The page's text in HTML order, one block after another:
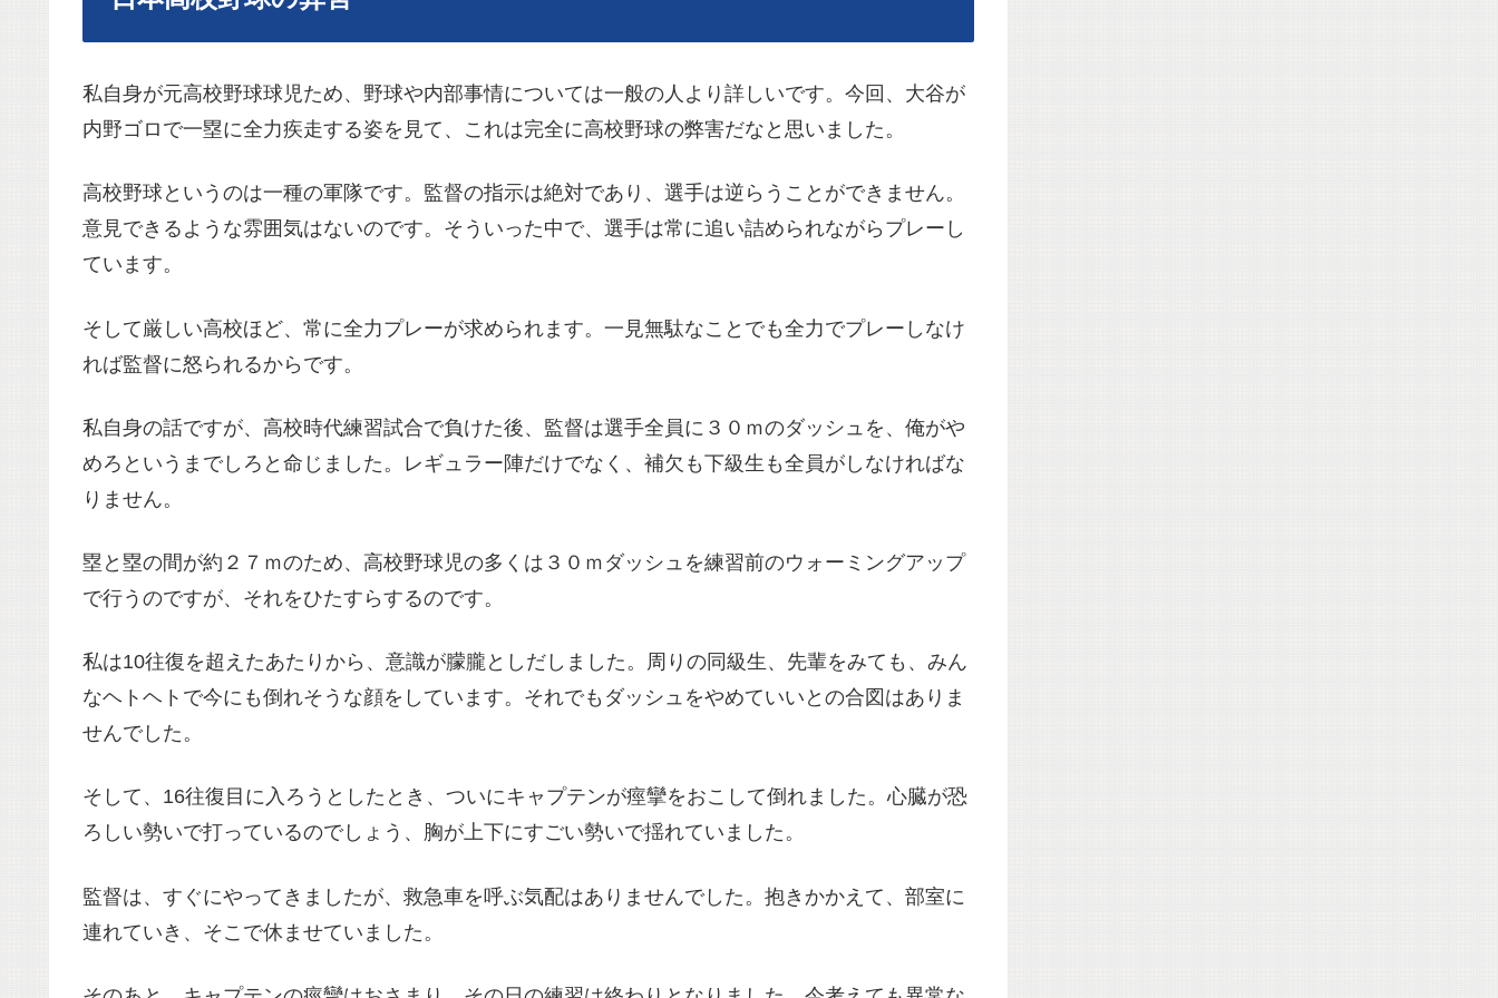
私自身が元高校野球球児ため、野球や内部事情については一般の人より詳しいです。今回、大谷が
内野ゴロで一塁に全力疾走する姿を見て、これは完全に高校野球の弊害だなと思いました。
高校野球というのは一種の軍隊です。監督の指示は絶対であり、選手は逆らうことができません。
意見できるような雰囲気はないのです。そういった中で、選手は常に追い詰められながらプレーし
ています。
そして厳しい高校ほど、常に全力プレーが求められます。一見無駄なことでも全力でプレーしなけ
れば監督に怒られるからです。
私自身の話ですが、高校時代練習試合で負けた後、監督は選手全員に３０ｍのダッシュを、俺がや
めろというまでしろと命じました。レギュラー陣だけでなく、補欠も下級生も全員がしなければな
りません。
塁と塁の間が約２７ｍのため、高校野球児の多くは３０ｍダッシュを練習前のウォーミングアップ
で行うのですが、それをひたすらするのです。
私は10往復を超えたあたりから、意識が朦朧としだしました。周りの同級生、先輩をみても、みん
なヘトヘトで今にも倒れそうな顔をしています。それでもダッシュをやめていいとの合図はありま
せんでした。
そして、16往復目に入ろうとしたとき、ついにキャプテンが痙攣をおこして倒れました。心臓が恐
ろしい勢いで打っているのでしょう、胸が上下にすごい勢いで揺れていました。
監督は、すぐにやってきましたが、救急車を呼ぶ気配はありませんでした。抱きかかえて、部室に
連れていき、そこで休ませていました。